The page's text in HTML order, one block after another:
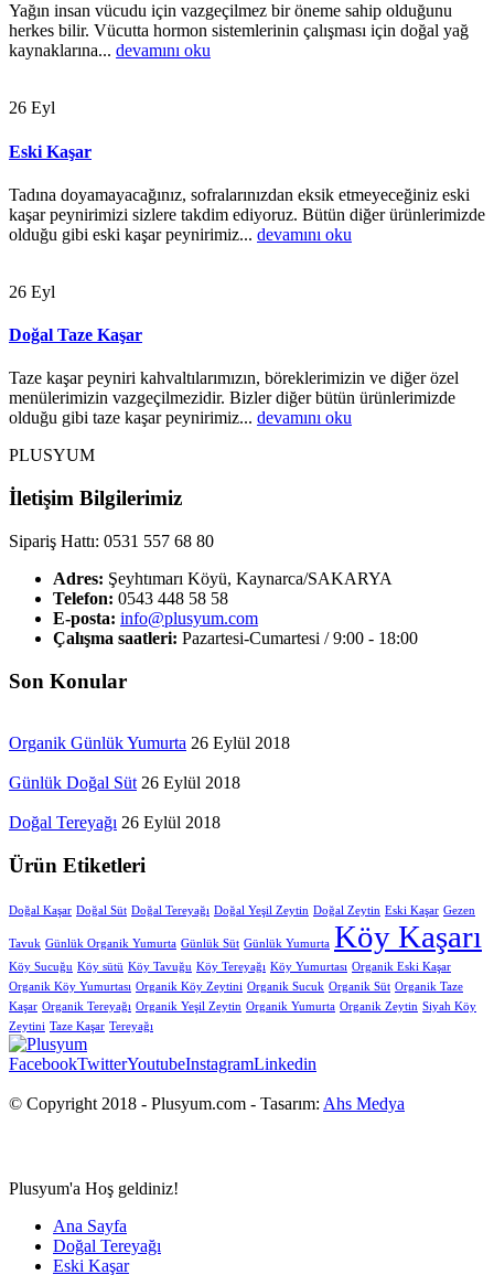
Yağın insan vücudu için vazgeçilmez bir öneme sahip olduğunu
herkes bilir. Vücutta hormon sistemlerinin çalışması için doğal yağ
kaynaklarına... devamını oku
26 Eyl
Eski Kaşar
Tadına doyamayacağınız, sofralarınızdan eksik etmeyeceğiniz eski
kaşar peynirimizi sizlere takdim ediyoruz. Bütün diğer ürünlerimizde
olduğu gibi eski kaşar peynirimiz... devamını oku
26 Eyl
Doğal Taze Kaşar
Taze kaşar peyniri kahvaltılarımızın, böreklerimizin ve diğer özel
menülerimizin vazgeçilmezidir. Bizler diğer bütün ürünlerimizde
olduğu gibi taze kaşar peynirimiz... devamını oku
PLUSYUM
İletişim Bilgilerimiz
Sipariş Hattı: 0531 557 68 80
Adres: Şeyhtımarı Köyü, Kaynarca/SAKARYA
Telefon: 0543 448 58 58
E-posta: info@plusyum.com
Çalışma saatleri: Pazartesi-Cumartesi / 9:00 - 18:00
Son Konular
Organik Günlük Yumurta 26 Eylül 2018
Günlük Doğal Süt 26 Eylül 2018
Doğal Tereyağı 26 Eylül 2018
Ürün Etiketleri
Doğal Kaşar Doğal Süt Doğal Tereyağı Doğal Yeşil Zeytin Doğal Zeytin Eski Kaşar Gezen
Tavuk Günlük Organik Yumurta Günlük Süt Günlük Yumurta Köy Kaşarı
Köy Sucuğu Köy sütü Köy Tavuğu Köy Tereyağı Köy Yumurtası Organik Eski Kaşar
Organik Köy Yumurtası Organik Köy Zeytini Organik Sucuk Organik Süt Organik Taze
Kaşar Organik Tereyağı Organik Yeşil Zeytin Organik Yumurta Organik Zeytin Siyah Köy
Zeytini Taze Kaşar Tereyağı
FacebookTwitterYoutubeInstagramLinkedin
© Copyright 2018 - Plusyum.com - Tasarım: Ahs Medya
Plusyum'a Hoş geldiniz!
Ana Sayfa
Doğal Tereyağı
Eski Kaşar